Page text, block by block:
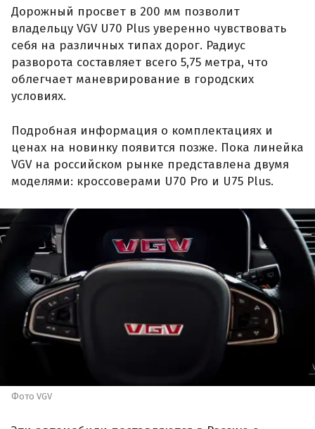
Дорожный просвет в 200 мм позволит
владельцу VGV U70 Plus уверенно чувствовать
себя на различных типах дорог. Радиус
разворота составляет всего 5,75 метра, что
облегчает маневрирование в городских
условиях.
Подробная информация о комплектациях и
ценах на новинку появится позже. Пока линейка
VGV на российском рынке представлена двумя
моделями: кроссоверами U70 Pro и U75 Plus.
Фото VGV